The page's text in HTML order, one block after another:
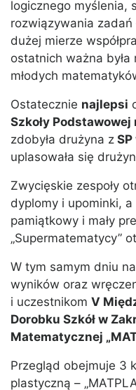
logicznego myślenia,
rozwiązywania
dużej mierze
ostatnich ważna
młodych
Ostatecznie najlepsi
Szkoły Podstawowej
zdobyła drużyna z SP
uplasowała się
Zwycięskie zespoły
dyplomy i upominki,
pamiątkowy i mały
„Supermatematycy”
W tym samym dniu
wyników oraz
i uczestnikom V
Dorobku Szkół w
Matematycznej
Przegląd obejmuje 3
plastyczną –